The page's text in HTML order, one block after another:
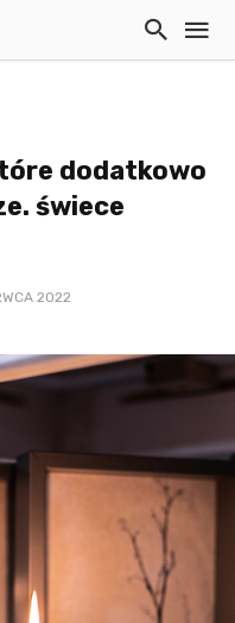
dodatkowo
świece
2022